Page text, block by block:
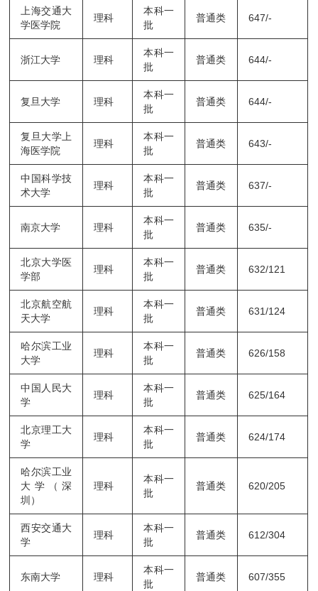
上海交通大
学医学院
理科
本科一
批
普通类 647/-
浙江大学 理科
本科一
批
普通类 644/-
复旦大学 理科
本科一
批
普通类 644/-
复旦大学上
海医学院
理科
本科一
批
普通类 643/-
中国科学技
术大学
理科
本科一
批
普通类 637/-
南京大学 理科
本科一
批
普通类 635/-
北京大学医
学部
理科
本科一
批
普通类 632/121
北京航空航
天大学
理科
本科一
批
普通类 631/124
哈尔滨工业
大学
理科
本科一
批
普通类 626/158
中国人民大
学
理科
本科一
批
普通类 625/164
北京理工大
学
理科
本科一
批
普通类 624/174
哈尔滨工业
大学（深
圳）
理科
本科一
批
普通类 620/205
西安交通大
学
理科
本科一
批
普通类 612/304
东南大学 理科
本科一
批
普通类 607/355